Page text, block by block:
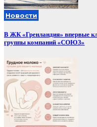
Новости
В ЖК «Гренландия» впервые
группы компаний «СОЮЗ»